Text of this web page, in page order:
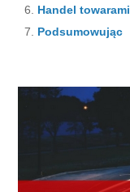
Handel
Podsumowując